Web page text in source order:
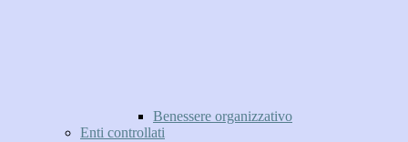
Benessere organizzativo
Enti controllati